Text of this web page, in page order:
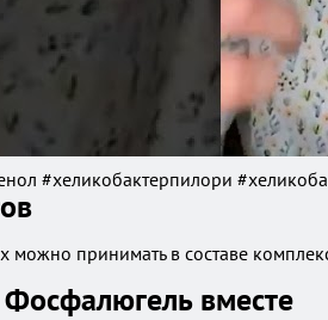
#хеликобактерпилори
можно принимать в составе
вместе